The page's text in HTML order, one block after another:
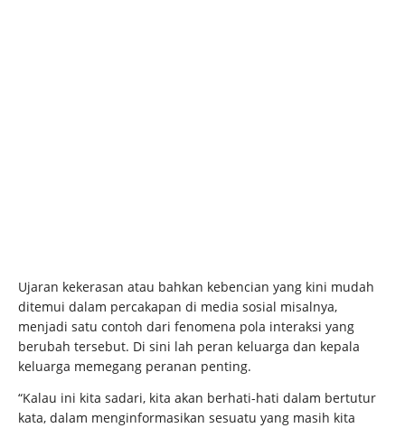
Ujaran kekerasan atau bahkan kebencian yang kini mudah
ditemui dalam percakapan di media sosial misalnya,
menjadi satu contoh dari fenomena pola interaksi yang
berubah tersebut. Di sini lah peran keluarga dan kepala
keluarga memegang peranan penting.
“Kalau ini kita sadari, kita akan berhati-hati dalam bertutur
kata, dalam menginformasikan sesuatu yang masih kita